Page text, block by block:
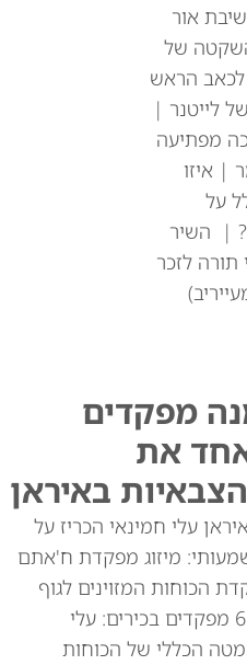
אור
של
לכאב הראש
לייטנר |
מפתיעה
| איזו
על
| השיר
לזכר
מפקדים
את
באיראן
עלי חמינאי הכריז על
מיזוג מפקדת ח'אתם
הכוחות המזוינים לגוף
אחד. במקביל מונו 6 מפקדים בכירים: עלי
הכללי של הכוחות